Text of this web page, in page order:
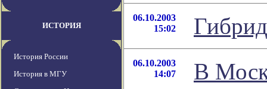
ИСТОРИЯ
История России
История в МГУ
06.10.2003
15:02
06.10.2003
14:07
В